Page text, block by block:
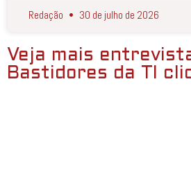
Redação 30 de julho de 2026
Veja mais
Bastidores da TI